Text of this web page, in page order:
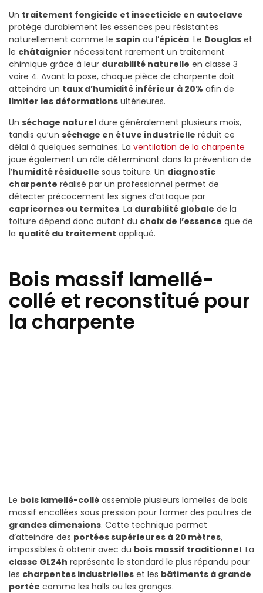
Un traitement fongicide et insecticide en autoclave
protège durablement les essences peu résistantes
naturellement comme le sapin ou l’épicéa. Le Douglas et
le châtaignier nécessitent rarement un traitement
chimique grâce à leur durabilité naturelle en classe 3
voire 4. Avant la pose, chaque pièce de charpente doit
atteindre un taux d’humidité inférieur à 20% afin de
limiter les déformations ultérieures.
Un séchage naturel dure généralement plusieurs mois,
tandis qu’un séchage en étuve industrielle réduit ce
délai à quelques semaines. La ventilation de la charpente
joue également un rôle déterminant dans la prévention de
l’humidité résiduelle sous toiture. Un diagnostic
charpente réalisé par un professionnel permet de
détecter précocement les signes d’attaque par
capricornes ou termites. La durabilité globale de la
toiture dépend donc autant du choix de l’essence que de
la qualité du traitement appliqué.
Bois massif lamellé-
collé et reconstitué pour
la charpente
Le bois lamellé-collé assemble plusieurs lamelles de bois
massif encollées sous pression pour former des poutres de
grandes dimensions. Cette technique permet
d’atteindre des portées supérieures à 20 mètres,
impossibles à obtenir avec du bois massif traditionnel. La
classe GL24h représente le standard le plus répandu pour
les charpentes industrielles et les bâtiments à grande
portée comme les halls ou les granges.